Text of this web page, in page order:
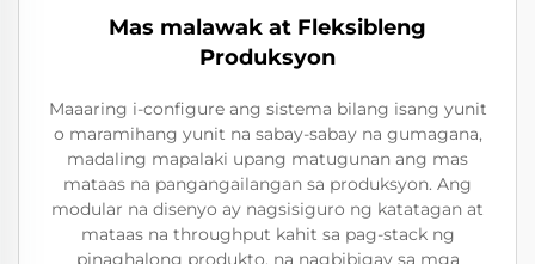
Mas malawak at Fleksibleng
Produksyon
Maaaring i-configure ang sistema bilang isang yunit
o maramihang yunit na sabay-sabay na gumagana,
madaling mapalaki upang matugunan ang mas
mataas na pangangailangan sa produksyon. Ang
modular na disenyo ay nagsisiguro ng katatagan at
mataas na throughput kahit sa pag-stack ng
pinaghalong produkto, na nagbibigay sa mga